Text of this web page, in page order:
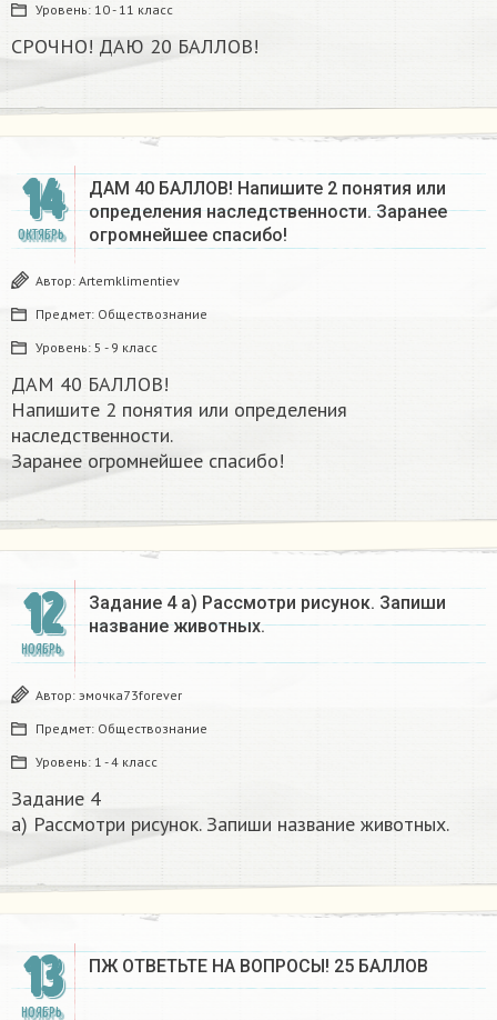
Уровень: 10 - 11 класс
СРОЧНО! ДАЮ 20 БАЛЛОВ! ​
14
ОКТЯБРЬ
ДАМ 40 БАЛЛОВ! Напишите 2 понятия или
определения наследственности. Заранее
огромнейшее спасибо! ​
Автор: Artemklimentiev
Предмет: Обществознание
Уровень: 5 - 9 класс
ДАМ 40 БАЛЛОВ!
Напишите 2 понятия или определения
наследственности.
Заранее огромнейшее спасибо! ​
12
НОЯБРЬ
Задание 4 а) Рассмотри рисунок. Запиши
название животных.​
Автор: эмочка73forever
Предмет: Обществознание
Уровень: 1 - 4 класс
Задание 4
а) Рассмотри рисунок. Запиши название животных.​
13
НОЯБРЬ
ПЖ ОТВЕТЬТЕ НА ВОПРОСЫ! 25 БАЛЛОВ